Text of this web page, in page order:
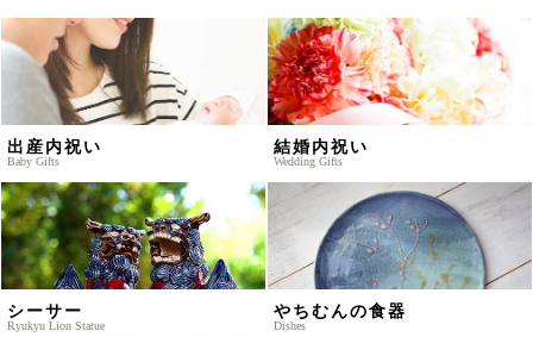
出産内祝い
Baby Gifts
結婚内祝い
Wedding Gifts
シーサー
Ryukyu Lion Statue
やちむんの食器
Dishes